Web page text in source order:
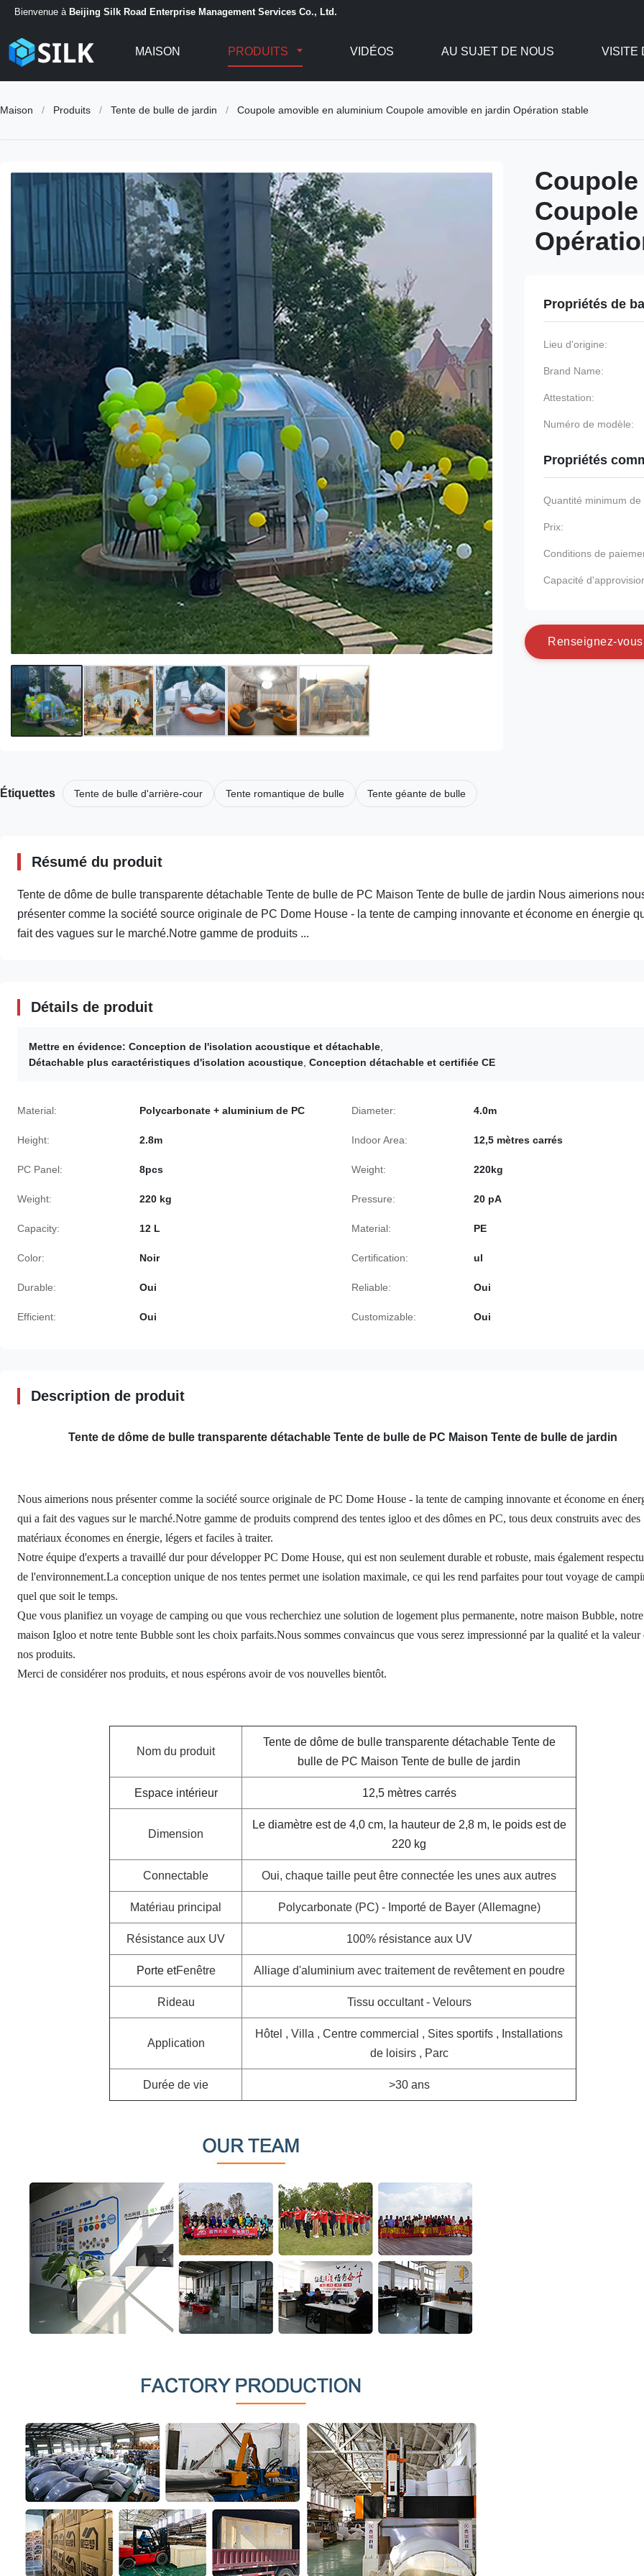
Bienvenue à Beijing Silk Road Enterprise Management Services Co., Ltd.
MAISON PRODUITS VIDÉOS AU SUJET DE NOUS VISITE
Maison / Produits / Tente de bulle de jardin / Coupole amovible en aluminium Coupole amovible en jardin Opération stable
Propriétés de
Lieu d'origine:
Brand Name:
Attestation:
Numéro de modèle:
Propriétés
Quantité minimum
Prix:
Conditions de
Capacité
Renseignez-vous
Étiquettes Tente de bulle d'arrière-cour Tente romantique de bulle Tente géante de bulle
Résumé du produit
Tente de dôme de bulle transparente détachable Tente de bulle de PC Maison Tente de bulle de jardin Nous aimerions
présenter comme la société source originale de PC Dome House - la tente de camping innovante et économe en énergie
fait des vagues sur le marché.Notre gamme de produits ...
Détails de produit
Mettre en évidence: Conception de l'isolation acoustique et détachable
Détachable plus caractéristiques d'isolation acoustique Conception détachable et certifiée CE
Material: Polycarbonate + aluminium de PC Diameter: 4.0m
Height: 2.8m Indoor Area: 12,5 mètres carrés
PC Panel: 8pcs Weight: 220kg
Weight: 220 kg Pressure: 20 pA
Capacity: 12 L Material: PE
Color: Noir Certification: ul
Durable: Oui Reliable: Oui
Efficient: Oui Customizable: Oui
Description de produit
Tente de dôme de bulle transparente détachable Tente de bulle de PC Maison Tente de bulle de jardin
Nous aimerions nous présenter comme la société source originale de PC Dome House - la tente de camping innovante et économe en
qui a fait des vagues sur le marché.Notre gamme de produits comprend des tentes igloo et des dômes en PC, tous deux construits avec des
matériaux économes en énergie, légers et faciles à traiter.
Notre équipe d'experts a travaillé dur pour développer PC Dome House, qui est non seulement durable et robuste, mais également
de l'environnement.La conception unique de nos tentes permet une isolation maximale, ce qui les rend parfaites pour tout voyage de
quel que soit le temps.
Que vous planifiez un voyage de camping ou que vous recherchiez une solution de logement plus permanente, notre maison Bubble, notre
maison Igloo et notre tente Bubble sont les choix parfaits.Nous sommes convaincus que vous serez impressionné par la qualité et la valeur
nos produits.
Merci de considérer nos produits, et nous espérons avoir de vos nouvelles bientôt.
Nom du produit
Tente de dôme de bulle transparente détachable Tente de
bulle de PC Maison Tente de bulle de jardin
Espace intérieur 12,5 mètres carrés
Dimension
Le diamètre est de 4,0 cm, la hauteur de 2,8 m, le poids est de
220 kg
Connectable Oui, chaque taille peut être connectée les unes aux autres
Matériau principal Polycarbonate (PC) - Importé de Bayer (Allemagne)
Résistance aux UV 100% résistance aux UV
Porte etFenêtre Alliage d'aluminium avec traitement de revêtement en poudre
Rideau Tissu occultant - Velours
Application
Hôtel , Villa , Centre commercial , Sites sportifs , Installations
de loisirs , Parc
Durée de vie >30 ans